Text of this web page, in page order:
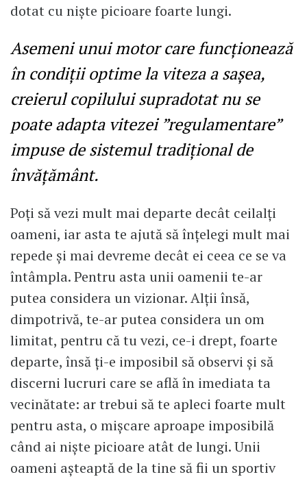
dotat cu niște picioare foarte lungi.
Asemeni unui motor care funcționează
în condiții optime la viteza a sașea,
creierul copilului supradotat nu se
poate adapta vitezei ”regulamentare”
impuse de sistemul tradițional de
învățământ.
Poți să vezi mult mai departe decât ceilalți
oameni, iar asta te ajută să înțelegi mult mai
repede și mai devreme decât ei ceea ce se va
întâmpla. Pentru asta unii oamenii te-ar
putea considera un vizionar. Alții însă,
dimpotrivă, te-ar putea considera un om
limitat, pentru că tu vezi, ce-i drept, foarte
departe, însă ți-e imposibil să observi și să
discerni lucruri care se află în imediata ta
vecinătate: ar trebui să te apleci foarte mult
pentru asta, o mișcare aproape imposibilă
când ai niște picioare atât de lungi. Unii
oameni așteaptă de la tine să fii un sportiv